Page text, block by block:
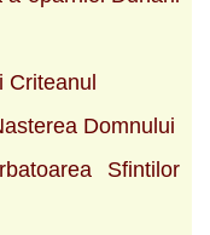
Domnului
Sfintilor